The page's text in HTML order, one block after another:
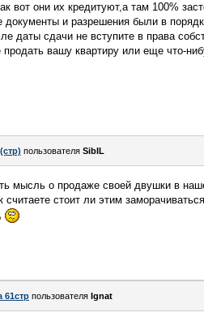
они их кредитуют,а там 100%
и разрешения были в
даты сдачи не вступите в права
вашу квартиру или еще что-
пользователя SibIL
мысль о продаже своей двушки в
стоит ли этим
61стр пользователя Ignat